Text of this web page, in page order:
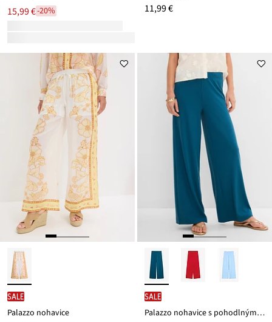
15,99 €-20% 11,99 €
SALE
Palazzo nohavice
SALE
Palazzo nohavice s pohodlným pásom